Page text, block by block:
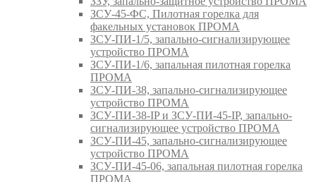
ЗСУ-45-ФС, Пилотная горелка для
факельных установок ПРОМА
ЗСУ-ПИ-1/5, запально-сигнализирующее
устройство ПРОМА
ЗСУ-ПИ-1/6, запальная пилотная горелка
ПРОМА
ЗСУ-ПИ-38, запально-сигнализирующее
устройство ПРОМА
ЗСУ-ПИ-38-IP и ЗСУ-ПИ-45-IP, запально-
сигнализирующее устройство ПРОМА
ЗСУ-ПИ-45, запально-сигнализирующее
устройство ПРОМА
ЗСУ-ПИ-45-06, запальная пилотная горелка
ПРОМА